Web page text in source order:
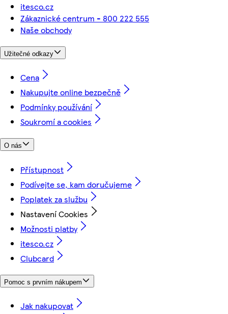
itesco.cz
Zákaznické centrum - 800 222 555
Naše obchody
Užitečné odkazy
Cena
Nakupujte online bezpečně
Podmínky používání
Soukromí a cookies
O nás
Přístupnost
Podívejte se, kam doručujeme
Poplatek za službu
Nastavení Cookies
Možnosti platby
itesco.cz
Clubcard
Pomoc s prvním nákupem
Jak nakupovat